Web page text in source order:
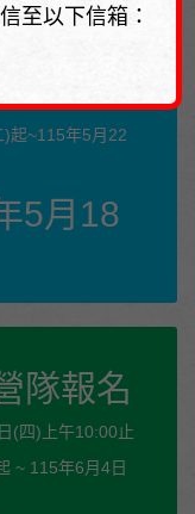
報名
起~115年5月22
5月18
隊報名
(四)上午10:00止
~ 115年6月4日
至以下信箱：